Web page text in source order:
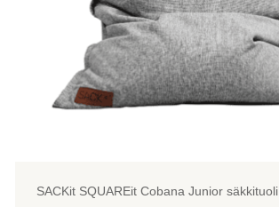
SACKit SQUAREit Cobana Junior säkkituoli